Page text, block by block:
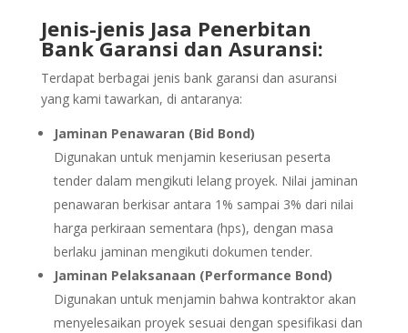
Jenis-jenis Jasa Penerbitan
Bank Garansi dan Asuransi:
Terdapat berbagai jenis bank garansi dan asuransi
yang kami tawarkan, di antaranya:
Jaminan Penawaran (Bid Bond)
Digunakan untuk menjamin keseriusan peserta
tender dalam mengikuti lelang proyek. Nilai jaminan
penawaran berkisar antara 1% sampai 3% dari nilai
harga perkiraan sementara (hps), dengan masa
berlaku jaminan mengikuti dokumen tender.
Jaminan Pelaksanaan (Performance Bond)
Digunakan untuk menjamin bahwa kontraktor akan
menyelesaikan proyek sesuai dengan spesifikasi dan